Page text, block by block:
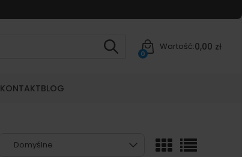
Wartość:0,00 zł
0
KONTAKTBLOG